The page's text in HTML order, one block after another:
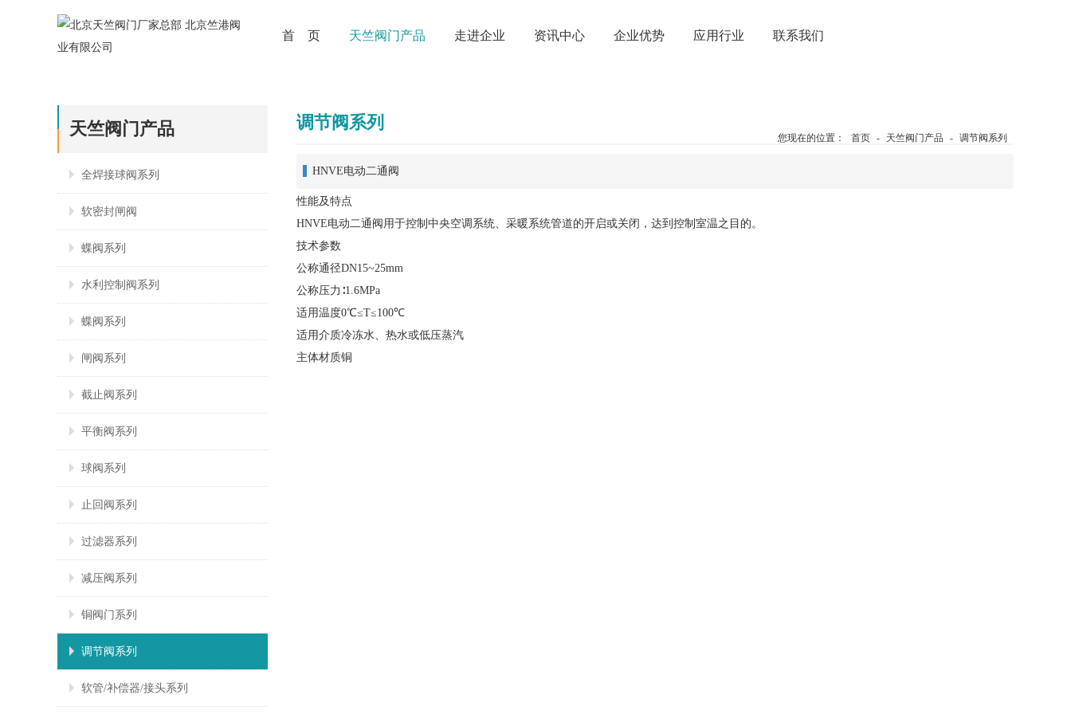
首 页 天竺阀门产品 走进企业 资讯中心 企业优势 应用行业 联系我们
天竺阀门产品
全焊接球阀系列
软密封闸阀
蝶阀系列
水利控制阀系列
蝶阀系列
闸阀系列
截止阀系列
平衡阀系列
球阀系列
止回阀系列
过滤器系列
减压阀系列
铜阀门系列
调节阀系列
软管/补偿器/接头系列
您现在的位置： 首页 - 天竺阀门产品 - 调节阀系列
调节阀系列
HNVE电动二通阀
性能及特点
HNVE电动二通阀用于控制中央空调系统、采暖系统管道的开启或关闭，达到控制室温之目的。
技术参数
公称通径DN15~25mm
公称压力∶1.6MPa
适用温度0℃≤T≤100℃
适用介质冷冻水、热水或低压蒸汽
主体材质铜